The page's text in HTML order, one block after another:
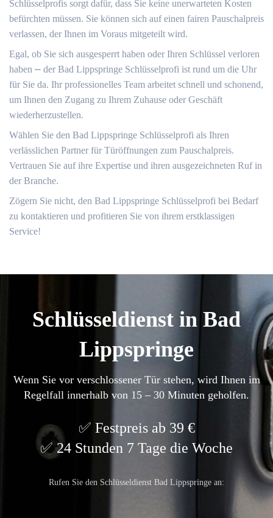
Schlüsselprofis sorgt dafür, dass Sie keine unerwarteten Kosten
befürchten müssen. Sie können sich auf einen fairen Pauschalpreis
verlassen, der Ihnen im Voraus mitgeteilt wird.​
Egal, ob Sie sich ausgesperrt haben oder Ihren Schlüssel verloren
haben ⎼ der Bad Lippspringe Schlüsselprofi ist rund um die Uhr
für Sie da.​ Ihr professionelles Team arbeitet schnell und schonend,
um Ihnen den Zugang zu Ihrem Zuhause oder Geschäft
wiederherzustellen.
Wählen Sie den Bad Lippspringe Schlüsselprofi als Ihren
verlässlichen Partner für Türöffnungen zum Pauschalpreis.
Vertrauen Sie auf ihre Expertise und ihren ausgezeichneten Ruf in
der Branche.​
Zögern Sie nicht, den Bad Lippspringe Schlüsselprofi bei Bedarf
zu kontaktieren und profitieren Sie von ihrem erstklassigen
Service!​
Schlüsseldienst in Bad
Lippspringe
Wenn Sie vor verschlossener Tür stehen, wird Ihnen im
Regelfall innerhalb von 15 – 30 Minuten geholfen.
Festpreis ab 39 €
24 Stunden 7 Tage die Woche
Rufen Sie den Schlüsseldienst Bad Lippspringe an: